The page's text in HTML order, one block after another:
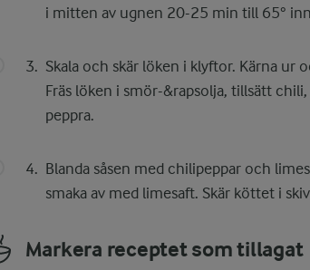
i mitten av ugnen 20-25 min till 65°
Skala och skär löken i klyftor. Kärna ur
Fräs löken i smör-&rapsolja, tillsätt
peppra.
Blanda såsen med chilipeppar och
smaka av med limesaft. Skär köttet i
Markera receptet som tillagat